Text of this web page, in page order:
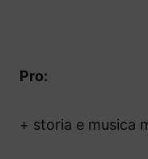
Pro:
+ storia e musica